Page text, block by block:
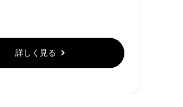
詳しく見る